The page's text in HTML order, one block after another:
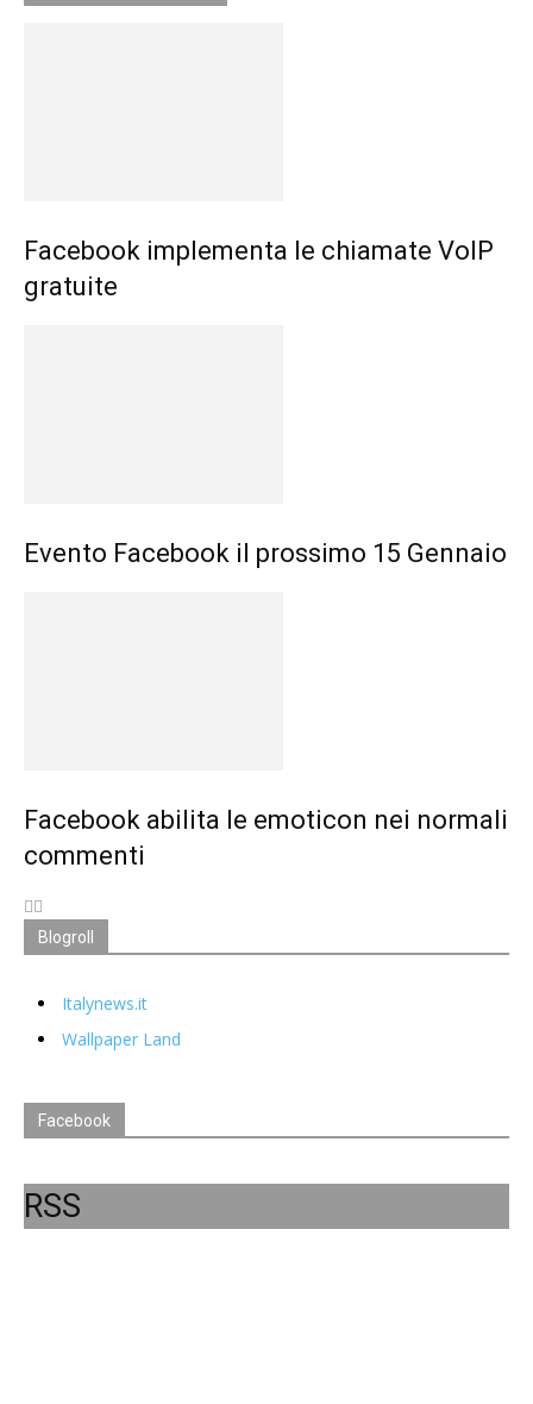
Facebook implementa le chiamate VoIP
gratuite
Evento Facebook il prossimo 15 Gennaio
Facebook abilita le emoticon nei normali
commenti
Blogroll
Italynews.it
Wallpaper Land
Facebook
RSS